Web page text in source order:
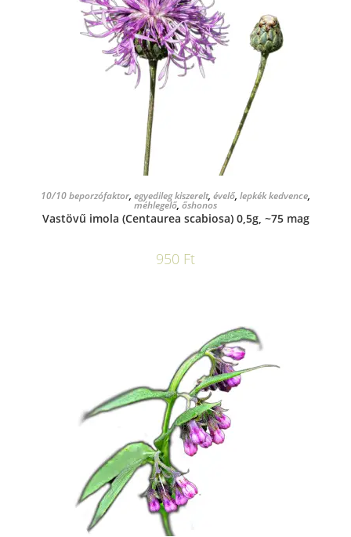
KOSÁRBA TESZEM
10/10 beporzófaktor, egyedileg kiszerelt, évelő, lepkék kedvence,
méhlegelő, őshonos
Vastövű imola (Centaurea scabiosa) 0,5g, ~75 mag
950 Ft